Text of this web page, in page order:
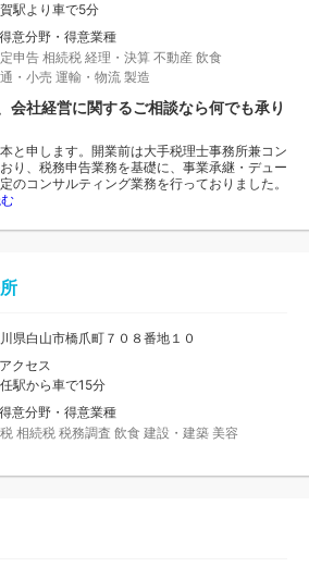
駅より車で5分
得意分野・得意業種
申告 相続税 経理・決算 不動産 飲食
・小売 運輸・物流 製造
会社経営に関するご相談なら何でも承り
と申します。開業前は大手税理士事務所兼コン
り、税務申告業務を基礎に、事業承継・デュー
のコンサルティング業務を行っておりました。
県白山市橋爪町７０８番地１０
アクセス
駅から車で15分
得意分野・得意業種
相続税 税務調査 飲食 建設・建築 美容